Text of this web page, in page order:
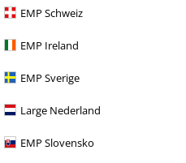
EMP Schweiz
EMP Ireland
EMP Sverige
Large Nederland
EMP Slovensko